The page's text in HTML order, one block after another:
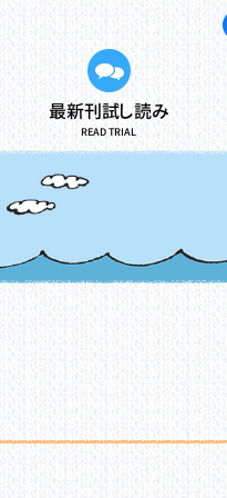
最新刊試し読み
READ TRIAL